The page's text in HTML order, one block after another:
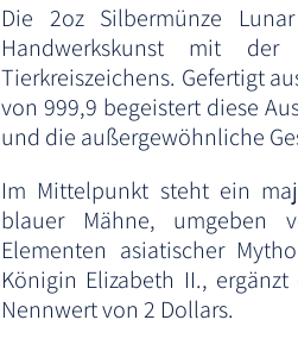
Die 2oz Silbermünze
Handwerkskunst mit der
Tierkreiszeichens. Gefertigt
von 999,9 begeistert diese
und die außergewöhnliche
Im Mittelpunkt steht ein
blauer Mähne, umgeben
Elementen asiatischer
Königin Elizabeth II.,
Nennwert von 2 Dollars.